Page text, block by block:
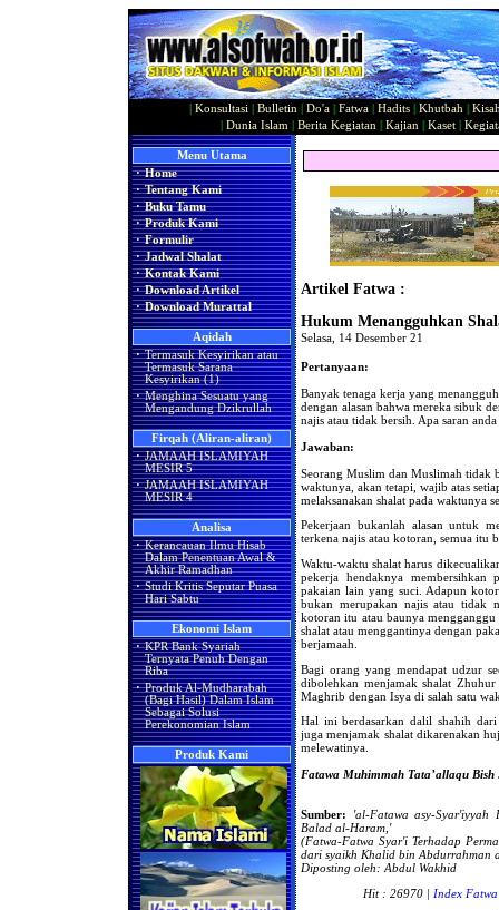
Konsultasi Bulletin Do'a Fatwa Hadits Khutbah
Dunia Islam Berita Kegiatan Kajian Kaset|
Menu Utama
· Home
· Tentang Kami
· Buku Tamu
· Produk Kami
· Formulir
· Jadwal Shalat
· Kontak Kami
· Download Artikel
· Download Murattal
Aqidah
· Termasuk Kesyirikan atau
Termasuk Sarana
Kesyirikan (1)
· Menghina Sesuatu yang
Mengandung Dzikrullah
Firqah (Aliran-aliran)
· JAMAAH ISLAMIYAH
MESIR 5
· JAMAAH ISLAMIYAH
MESIR 4
Analisa
· Kerancauan Ilmu Hisab
Dalam Penentuan Awal &
Akhir Ramadhan
· Studi Kritis Seputar Puasa
Hari Sabtu
Ekonomi Islam
· KPR Bank Syariah
Ternyata Penuh Dengan
Riba
· Produk Al-Mudharabah
(Bagi Hasil) Dalam Islam
Sebagai Solusi
Perekonomian Islam
Produk Kami
Artikel Fatwa :
Hukum Menangguhkan
Selasa, 14 Desember 21
Pertanyaan:
Banyak tenaga kerja yang
dengan alasan bahwa mereka sibuk
najis atau tidak bersih. Apa saran
Jawaban:
Seorang Muslim dan Muslimah tidak
waktunya, akan tetapi, wajib atas
melaksanakan shalat pada waktunya
Pekerjaan bukanlah alasan untuk
terkena najis atau kotoran, semua itu
Waktu-waktu shalat harus
pekerja hendaknya membersihkan
pakaian lain yang suci. Adapun
bukan merupakan najis atau tidak
kotoran itu atau baunya
shalat atau menggantinya dengan
berjamaah.
Bagi orang yang mendapat udzur
dibolehkan menjamak shalat
Maghrib dengan Isya di salah satu
Hal ini berdasarkan dalil shahih
juga menjamak shalat dikarenakan
melewatinya.
Fatawa Muhimmah Tata’allaqu
Sumber:
'al-Fatawa asy-
Balad al-Haram,'
(Fatwa-Fatwa Syar'i Terhadap
dari syaikh Khalid bin Abdurrahman
Diposting oleh: Abdul Wakhid
Hit : 26970 | Index Fatwa